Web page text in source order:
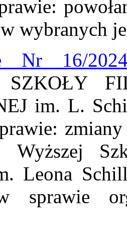
wybranych
Nr 16/
SZKOŁY
im. L.
Wyższej
Leona